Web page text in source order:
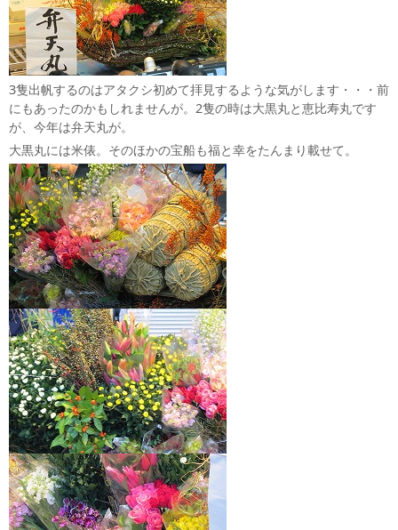
3隻出帆するのはアタクシ初めて拝見するような気がします・・・前
にもあったのかもしれませんが。2隻の時は大黒丸と恵比寿丸です
が、今年は弁天丸が。
大黒丸には米俵。そのほかの宝船も福と幸をたんまり載せて。